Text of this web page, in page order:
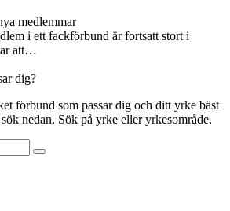
medlemmar
i ett fackförbund är fortsatt stort i
att…
dig?
förbund som passar dig och ditt yrke bäst
nedan. Sök på yrke eller yrkesområde.